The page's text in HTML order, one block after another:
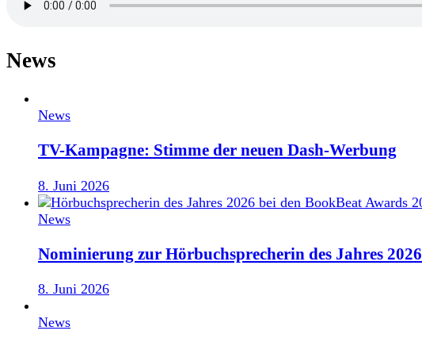
News
News
TV-Kampagne: Stimme der neuen Dash-Werbung
8. Juni 2026
News
Nominierung zur Hörbuchsprecherin des Jahres 2026
8. Juni 2026
News